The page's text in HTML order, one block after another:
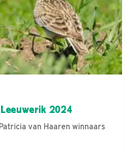
2024
van Haaren winnaars